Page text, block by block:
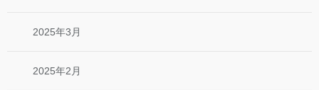
2025年3月
2025年2月